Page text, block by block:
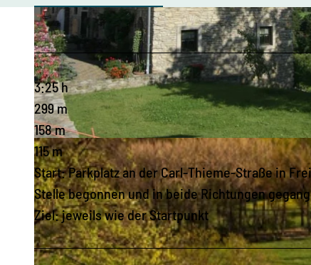
© Tilo Harder, Stadt Freital | CC-BY-SA
3:25 h
299 m
158 m
115 m
Start: Parkplatz an der Carl-Thieme-Straße in
Stelle begonnen und in beide Richtungen
Ziel: jeweils wie der Startpunkt